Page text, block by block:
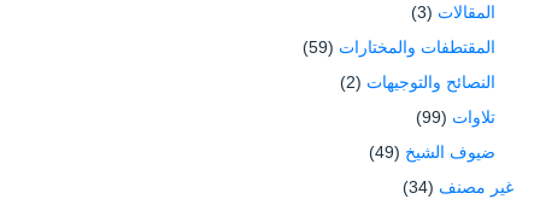
المقالات (3)
المقتطفات والمختارات (59)
النصائح والتوجيهات (2)
تلاوات (99)
ضيوف الشيخ (49)
غير مصنف (34)